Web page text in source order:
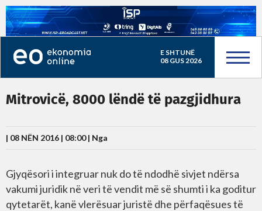
E SHTUNË
08 GUS 2026
Mitrovicë, 8000 lëndë të pazgjidhura
| 08 NËN 2016 | 08:00 | Nga
Gjyqësori i integruar nuk do të ndodhë sivjet ndërsa
vakumi juridik në veri të vendit më së shumti i ka goditur
qytetarët, kanë vlerësuar juristë dhe përfaqësues të